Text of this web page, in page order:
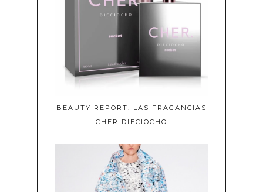
BEAUTY REPORT: LAS FRAGANCIAS
CHER DIECIOCHO